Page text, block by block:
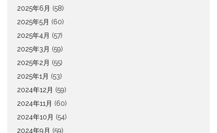
2025年6月 (58)
2025年5月 (60)
2025年4月 (57)
2025年3月 (59)
2025年2月 (55)
2025年1月 (53)
2024年12月 (59)
2024年11月 (60)
2024年10月 (54)
2024年9月 (59)